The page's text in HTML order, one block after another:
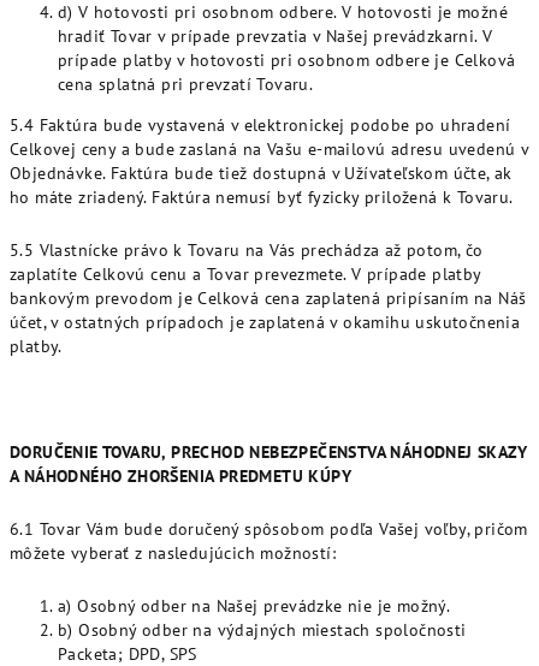
d) V hotovosti pri osobnom odbere. V hotovosti je možné
hradiť Tovar v prípade prevzatia v Našej prevádzkarni. V
prípade platby v hotovosti pri osobnom odbere je Celková
cena splatná pri prevzatí Tovaru.
5.4 Faktúra bude vystavená v elektronickej podobe po uhradení
Celkovej ceny a bude zaslaná na Vašu e-mailovú adresu uvedenú v
Objednávke. Faktúra bude tiež dostupná v Užívateľskom účte, ak
ho máte zriadený. Faktúra nemusí byť fyzicky priložená k Tovaru.
5.5 Vlastnícke právo k Tovaru na Vás prechádza až potom, čo
zaplatíte Celkovú cenu a Tovar prevezmete. V prípade platby
bankovým prevodom je Celková cena zaplatená pripísaním na Náš
účet, v ostatných prípadoch je zaplatená v okamihu uskutočnenia
platby.
DORUČENIE TOVARU, PRECHOD NEBEZPEČENSTVA NÁHODNEJ SKAZY
A NÁHODNÉHO ZHORŠENIA PREDMETU KÚPY
6.1 Tovar Vám bude doručený spôsobom podľa Vašej voľby, pričom
môžete vyberať z nasledujúcich možností:
a) Osobný odber na Našej prevádzke nie je možný.
b) Osobný odber na výdajných miestach spoločnosti
Packeta; DPD, SPS